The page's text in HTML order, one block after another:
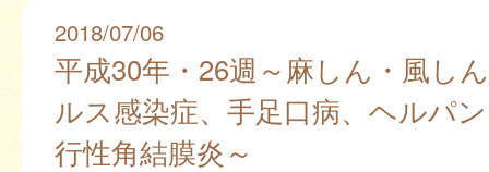
2018/07/06
平成30年・26週～麻しん・風し
ルス感染症、手足口病、ヘルパ
行性角結膜炎～